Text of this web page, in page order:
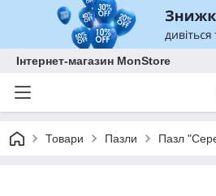
Інтернет-магазин MonStore
Товари Пазли Пазл